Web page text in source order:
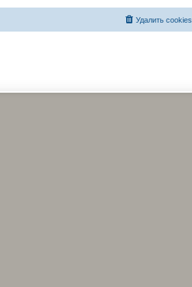
Удалить cookies